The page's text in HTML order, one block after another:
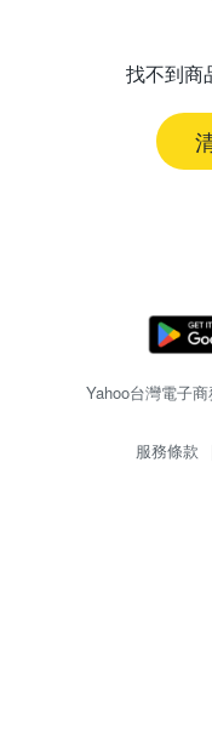
找不到商
Yahoo台灣電子
服務條款